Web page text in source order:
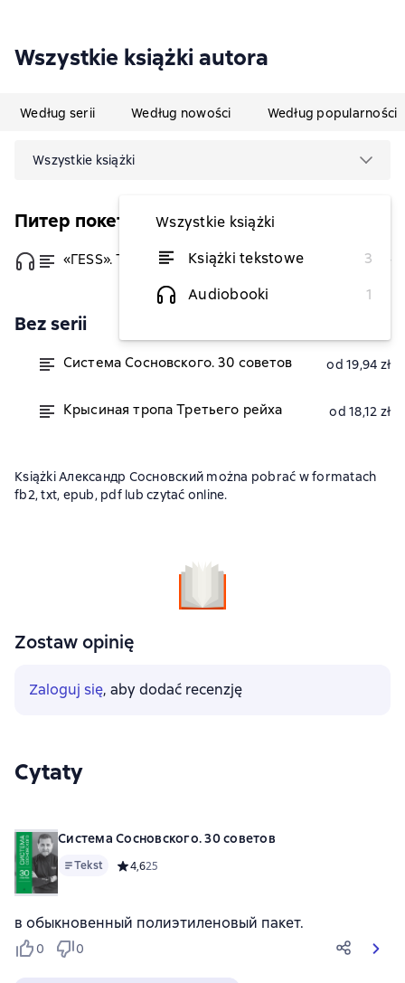
Wszystkie książki autora
Według serii Według nowości Według popularności
Wszystkie książki
Wszystkie książki
Książki tekstowe
3
Audiobooki
1
Питер покет
«ГESS». Тайный план Черчилля od 16,58 zł
Bez serii
Система Сосновского. 30 советов od 19,94 zł
Крысиная тропа Третьего рейха od 18,12 zł
Książki Александр Сосновский można pobrać w formatach
fb2, txt, epub, pdf lub czytać online.
Zostaw opinię
Zaloguj się, aby dodać recenzję
Cytaty
Система Сосновского. 30 советов
Tekst Средний рейтинг 4,6 на основе 25 оценок
4,625
в обыкновенный полиэтиленовый пакет.
0 0